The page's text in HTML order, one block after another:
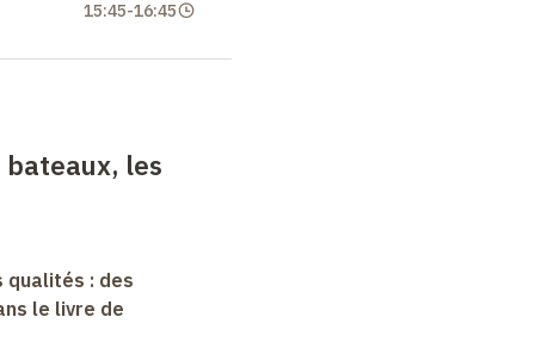
15:45-16:45
bateaux, les
qualités : des
le livre de